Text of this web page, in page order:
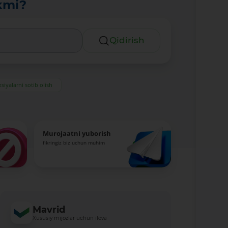
Qidirish
sotib olish
Murojaatni yuborish
fikringiz biz uchun muhim
Mavrid
Xususiy mijozlar uchun ilova